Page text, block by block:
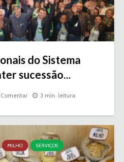
do Sistema
sucessão...
Comentar 3 min. leitura
MILHO
SERVIÇOS